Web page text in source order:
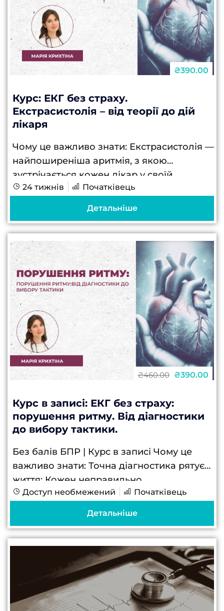
₴390.00
Курс: ЕКГ без страху.
Екстрасистолія – від теорії до дій
лікаря
Чому це важливо знати: Екстрасистолія —
найпоширеніша аритмія, з якою
зустрічається кожен лікар у своїй
практиці, незалежно від спеціалізації
Вчасна діагностика екстрасистолії
ускладненням та покращити якість
життя...
24 тижнів Початківець
Детальніше
₴460.00 ₴390.00
Курс в записі: ЕКГ без страху:
порушення ритму. Від діагностики
до вибору тактики.
Без балів БПР | Курс в записі Чому це
важливо знати: Точна діагностика рятує
життя: Кожен неправильно
інтерпретований ритм може коштувати
пацієнту здоров’я та життя. Вчасне та
Доступ необмежений Початківець
Детальніше